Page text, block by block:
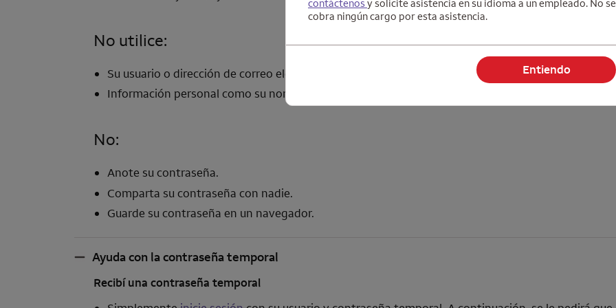
No utilice:
Su usuario o dirección de correo electrónico.
Información personal como su nombre, número de teléfono, nombre de su calle o número de
No:
Anote su contraseña.
Comparta su contraseña con nadie.
Guarde su contraseña en un navegador.
Ayuda con la contraseña temporal
Ayuda con la contraseña temporal
Recibí una contraseña temporal
contáctenosy solicite asistencia en su idioma a un empleado. No se
cobra ningún cargo por esta asistencia.
Entiendo